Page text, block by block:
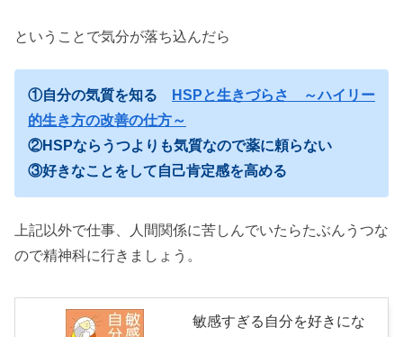
ということで気分が落ち込んだら
①自分の気質を知る
HSPと生きづらさ ～ハイリー
的生き方の改善の仕方～
②HSPならうつよりも気質なので薬に頼らない
③好きなことをして自己肯定感を高める
上記以外で仕事、人間関係に苦しんでいたらたぶんうつな
ので精神科に行きましょう。
敏感すぎる自分を好きにな